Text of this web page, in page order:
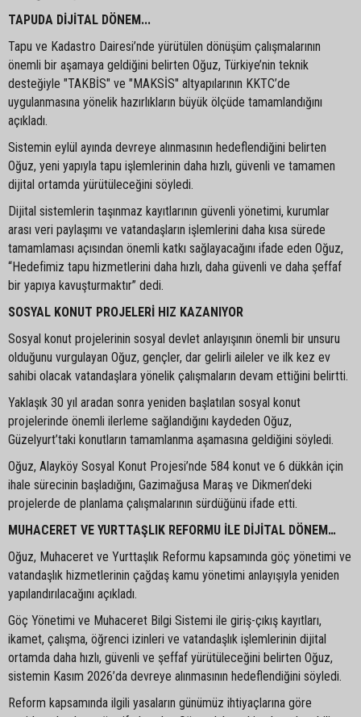
TAPUDA DİJİTAL DÖNEM...
Tapu ve Kadastro Dairesi’nde yürütülen dönüşüm çalışmalarının
önemli bir aşamaya geldiğini belirten Oğuz, Türkiye’nin teknik
desteğiyle "TAKBİS" ve "MAKSİS" altyapılarının KKTC’de
uygulanmasına yönelik hazırlıkların büyük ölçüde tamamlandığını
açıkladı.
Sistemin eylül ayında devreye alınmasının hedeflendiğini belirten
Oğuz, yeni yapıyla tapu işlemlerinin daha hızlı, güvenli ve tamamen
dijital ortamda yürütüleceğini söyledi.
Dijital sistemlerin taşınmaz kayıtlarının güvenli yönetimi, kurumlar
arası veri paylaşımı ve vatandaşların işlemlerini daha kısa sürede
tamamlaması açısından önemli katkı sağlayacağını ifade eden Oğuz,
“Hedefimiz tapu hizmetlerini daha hızlı, daha güvenli ve daha şeffaf
bir yapıya kavuşturmaktır” dedi.
SOSYAL KONUT PROJELERİ HIZ KAZANIYOR
Sosyal konut projelerinin sosyal devlet anlayışının önemli bir unsuru
olduğunu vurgulayan Oğuz, gençler, dar gelirli aileler ve ilk kez ev
sahibi olacak vatandaşlara yönelik çalışmaların devam ettiğini belirtti.
Yaklaşık 30 yıl aradan sonra yeniden başlatılan sosyal konut
projelerinde önemli ilerleme sağlandığını kaydeden Oğuz,
Güzelyurt’taki konutların tamamlanma aşamasına geldiğini söyledi.
Oğuz, Alayköy Sosyal Konut Projesi’nde 584 konut ve 6 dükkân için
ihale sürecinin başladığını, Gazimağusa Maraş ve Dikmen’deki
projelerde de planlama çalışmalarının sürdüğünü ifade etti.
MUHACERET VE YURTTAŞLIK REFORMU İLE DİJİTAL DÖNEM…
Oğuz, Muhaceret ve Yurttaşlık Reformu kapsamında göç yönetimi ve
vatandaşlık hizmetlerinin çağdaş kamu yönetimi anlayışıyla yeniden
yapılandırılacağını açıkladı.
Göç Yönetimi ve Muhaceret Bilgi Sistemi ile giriş-çıkış kayıtları,
ikamet, çalışma, öğrenci izinleri ve vatandaşlık işlemlerinin dijital
ortamda daha hızlı, güvenli ve şeffaf yürütüleceğini belirten Oğuz,
sistemin Kasım 2026’da devreye alınmasının hedeflendiğini söyledi.
Reform kapsamında ilgili yasaların günümüz ihtiyaçlarına göre